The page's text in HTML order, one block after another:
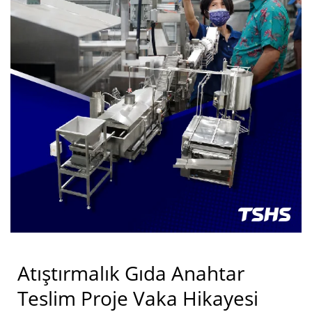
sunuyoruz.
Atıştırmalık Gıda Anahtar
Teslim Proje Vaka Hikayesi